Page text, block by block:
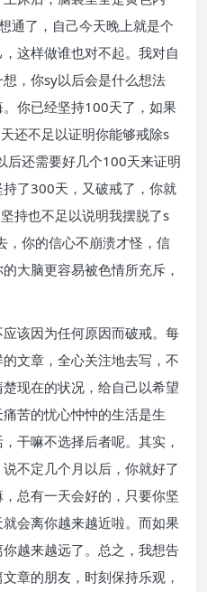
通了，自己今天晚上就是个
这样做谁也对不起。我对自
，你sy以后会是什么想法
你已经坚持100天了，如果
还不足以证明你能够戒除s
后还需要好几个100天来证明
了300天，又破戒了，你就
持也不足以说明我摆脱了s
，你的信心不崩溃才怪，信
大脑更容易被色情所充斥，
该因为任何原因而破戒。每
文章，全心关注地去写，不
现在的状况，给自己以希望
苦的忧心忡忡的生活是生
干嘛不选择后者呢。其实，
不定几个月以后，你就好了
总有一天会好的，只要你坚
会离你越来越近啦。而如果
越来越远了。总之，我想告
章的朋友，时刻保持乐观，